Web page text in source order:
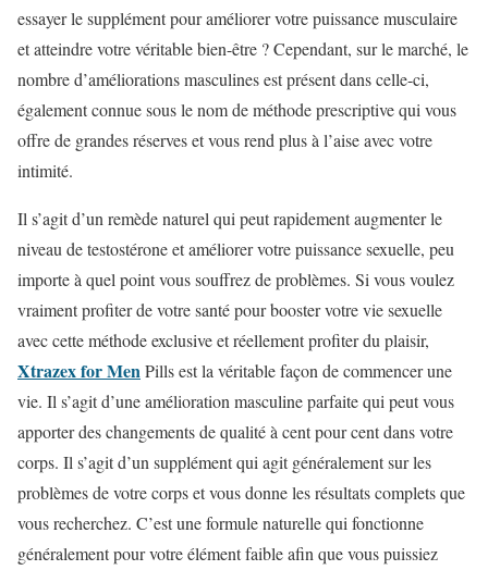
essayer le supplément pour améliorer votre puissance musculaire
et atteindre votre véritable bien-être ? Cependant, sur le marché, le
nombre d’améliorations masculines est présent dans celle-ci,
également connue sous le nom de méthode prescriptive qui vous
offre de grandes réserves et vous rend plus à l’aise avec votre
intimité.
Il s’agit d’un remède naturel qui peut rapidement augmenter le
niveau de testostérone et améliorer votre puissance sexuelle, peu
importe à quel point vous souffrez de problèmes. Si vous voulez
vraiment profiter de votre santé pour booster votre vie sexuelle
avec cette méthode exclusive et réellement profiter du plaisir,
Xtrazex for MenPills est la véritable façon de commencer une
vie. Il s’agit d’une amélioration masculine parfaite qui peut vous
apporter des changements de qualité à cent pour cent dans votre
corps. Il s’agit d’un supplément qui agit généralement sur les
problèmes de votre corps et vous donne les résultats complets que
vous recherchez. C’est une formule naturelle qui fonctionne
généralement pour votre élément faible afin que vous puissiez